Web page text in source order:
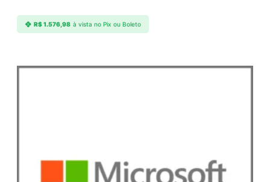
q
n
R$1.576,98 à vista no Pix ou Boleto